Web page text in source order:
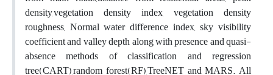
density,vegetation density index, vegetation density
roughness, Normal water difference index, sky visibility
coefficient and valley depth along with presence and quasi-
absence methods of classification and regression
tree(CART),random forest(RF),TreeNET and MARS. All